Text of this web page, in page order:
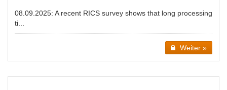
08.09.2025: A recent RICS survey shows that long processing
ti...
Weiter »